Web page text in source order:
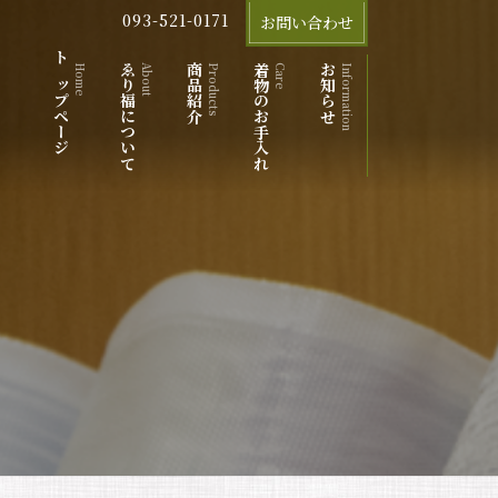
093-521-0171 お問い合わせ
トップページHome ゑり福についてAbout 商品紹介Products 着物のお手入れ Care お知らせInformation